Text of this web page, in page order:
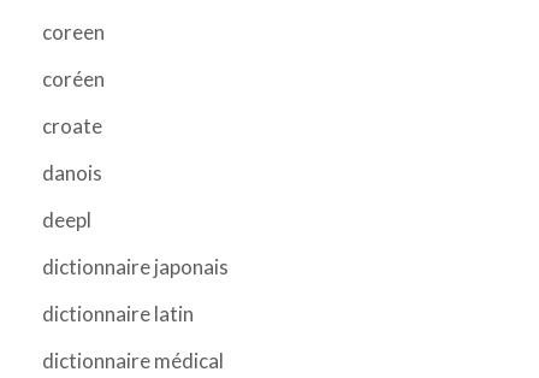
coreen
coréen
croate
danois
deepl
dictionnaire japonais
dictionnaire latin
dictionnaire médical